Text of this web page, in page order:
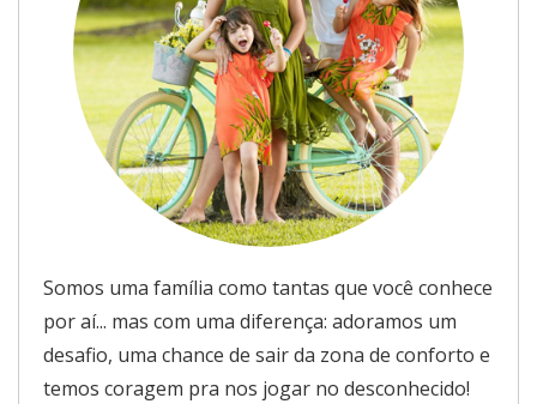
Somos uma família como tantas que você conhece
por aí... mas com uma diferença: adoramos um
desafio, uma chance de sair da zona de conforto e
temos coragem pra nos jogar no desconhecido!